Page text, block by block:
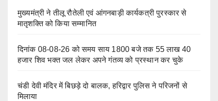
मुख्यमंत्री ने तीलू रौतेली एवं आंगनबाड़ी कार्यकत्री पुरस्कार से
मातृशक्ति को किया सम्मानित
दिनांक 08-08-26 को समय साय 1800 बजे तक 55 लाख 40
हजार शिव भक्त जल लेकर अपने गंतव्य को प्रस्थान कर चुके
चंडी देवी मंदिर में बिछड़े दो बालक, हरिद्वार पुलिस ने परिजनों से
मिलाया